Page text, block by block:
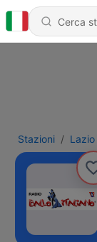
Stazioni Lazio